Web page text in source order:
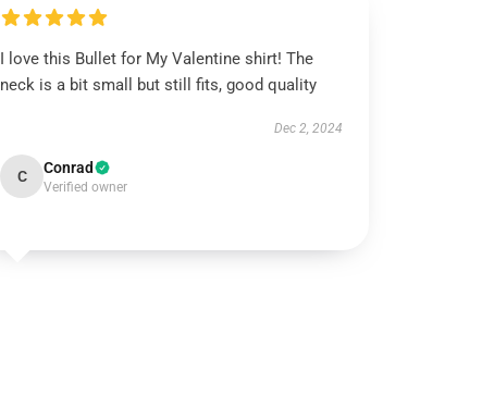
I love this Bullet for My Valentine shirt! The
neck is a bit small but still fits, good quality
Dec 2, 2024
C Conrad
Verified owner